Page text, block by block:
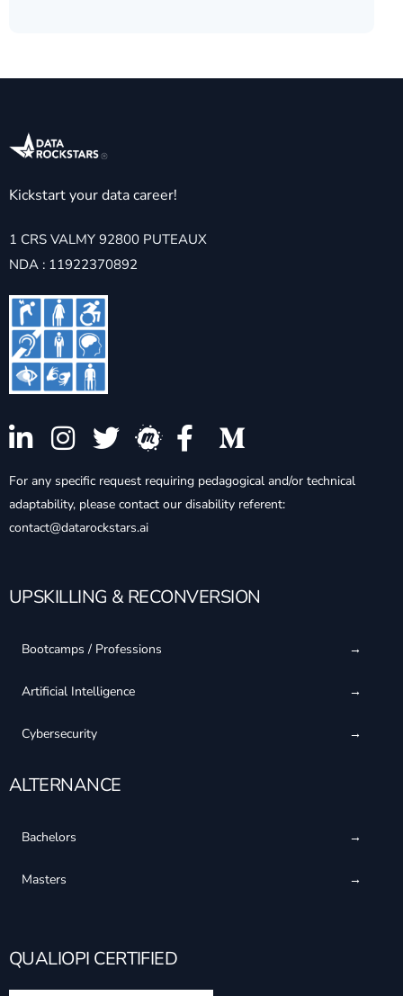
Kickstart your data career!
1 CRS VALMY 92800 PUTEAUX
NDA : 11922370892
For any specific request requiring pedagogical and/or technical
adaptability, please contact our disability referent:
contact@datarockstars.ai
UPSKILLING & RECONVERSION
Bootcamps / Professions
Artificial Intelligence
Cybersecurity
ALTERNANCE
Bachelors
Masters
QUALIOPI CERTIFIED